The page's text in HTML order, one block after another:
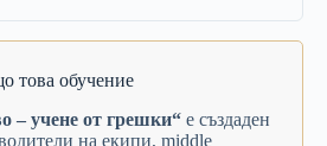
това обучение
– учене от грешки“ е създаден
на екипи, middle